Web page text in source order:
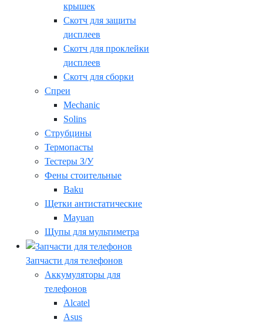
крышек
Скотч для защиты
дисплеев
Скотч для проклейки
дисплеев
Скотч для сборки
Спреи
Mechanic
Solins
Струбцины
Термопасты
Тестеры З/У
Фены стоительные
Baku
Щетки антистатические
Mayuan
Щупы для мультиметра
Запчасти для телефонов
Аккумуляторы для
телефонов
Alcatel
Asus